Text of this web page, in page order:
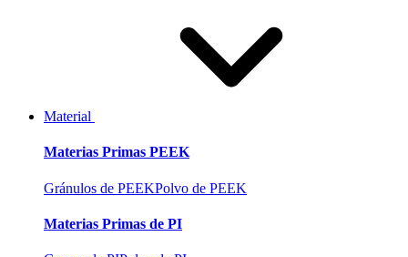
Material
Materias Primas PEEK
Gránulos de PEEKPolvo de PEEK
Materias Primas de PI